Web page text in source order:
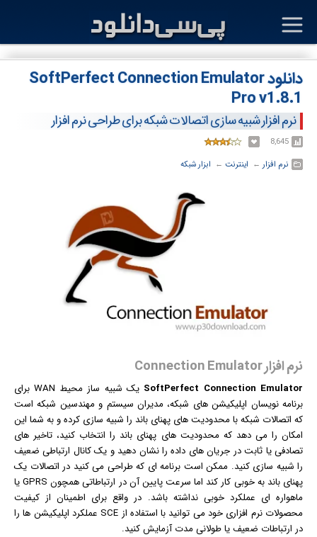
دانلود SoftPerfect Connection Emulator
Pro v1.8.1
نرم افزار شبیه سازی اتصالات شبکه برای طراحی نرم افزار
8,645
نرم افزار ← ‏ اینترنت ← ‏ ابزار شبکه
نرم افزار Connection Emulator
SoftPerfect Connection Emulator
یک شبیه ساز محیط WAN برای
برنامه نویسان اپلیکیشن های شبکه، مدیران سیستم و مهندسین شبکه است
که اتصالات شبکه با محدودیت های پهنای باند را شبیه سازی کرده و به شما این
امکان را می دهد که محدودیت های پهنای باند را انتخاب کنید، تاخیر های
تصادفی یا ثابت در جریان های داده را نشان دهید و یک کانال ارتباطی ضعیف
را شبیه سازی کنید. ممکن است برنامه ای که طراحی می کنید در اتصالات یک
پهنای باند به خوبی کار کند اما سرعت پایین آن در ارتباطاتی همچون GPRS یا
ماهواره ای عملکرد خوبی نداشته باشد. در واقع برای اطمینان از کیفیت
محصولاتنرم افزار
ی خود می توانید با استفاده از SCE عملکرد اپلیکیشن ها را
در ارتباطات ضعیف یا طولانی مدت آزمایش کنید.